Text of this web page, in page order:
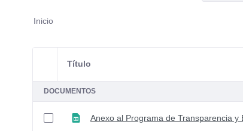
Inicio
Selección del elemento
Título
DOCUMENTOS
Anexo al Programa de Transparencia y